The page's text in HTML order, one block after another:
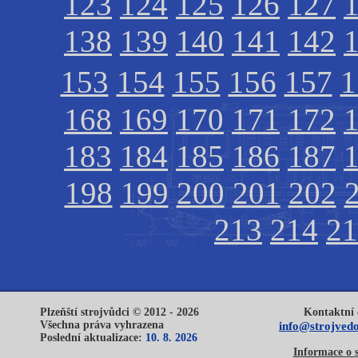
138 139 140 141 142
153 154 155 156 157
168 169 170 171 172
183 184 185 186 187
198 199 200 201 202
213 214
Plzeňští strojvůdci © 2012 - 2026
Všechna práva vyhrazena
Poslední aktualizace: 10. 8. 2026
Kontaktní
Informace o